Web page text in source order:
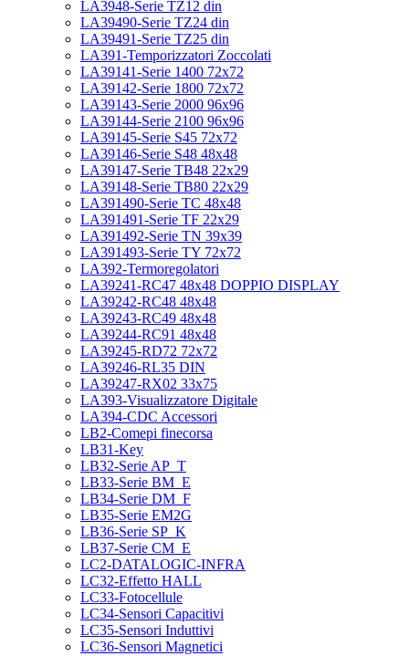
LA3948-Serie TZ12 din
LA39490-Serie TZ24 din
LA39491-Serie TZ25 din
LA391-Temporizzatori Zoccolati
LA39141-Serie 1400 72x72
LA39142-Serie 1800 72x72
LA39143-Serie 2000 96x96
LA39144-Serie 2100 96x96
LA39145-Serie S45 72x72
LA39146-Serie S48 48x48
LA39147-Serie TB48 22x29
LA39148-Serie TB80 22x29
LA391490-Serie TC 48x48
LA391491-Serie TF 22x29
LA391492-Serie TN 39x39
LA391493-Serie TY 72x72
LA392-Termoregolatori
LA39241-RC47 48x48 DOPPIO DISPLAY
LA39242-RC48 48x48
LA39243-RC49 48x48
LA39244-RC91 48x48
LA39245-RD72 72x72
LA39246-RL35 DIN
LA39247-RX02 33x75
LA393-Visualizzatore Digitale
LA394-CDC Accessori
LB2-Comepi finecorsa
LB31-Key
LB32-Serie AP_T
LB33-Serie BM_E
LB34-Serie DM_F
LB35-Serie EM2G
LB36-Serie SP_K
LB37-Serie CM_E
LC2-DATALOGIC-INFRA
LC32-Effetto HALL
LC33-Fotocellule
LC34-Sensori Capacitivi
LC35-Sensori Induttivi
LC36-Sensori Magnetici